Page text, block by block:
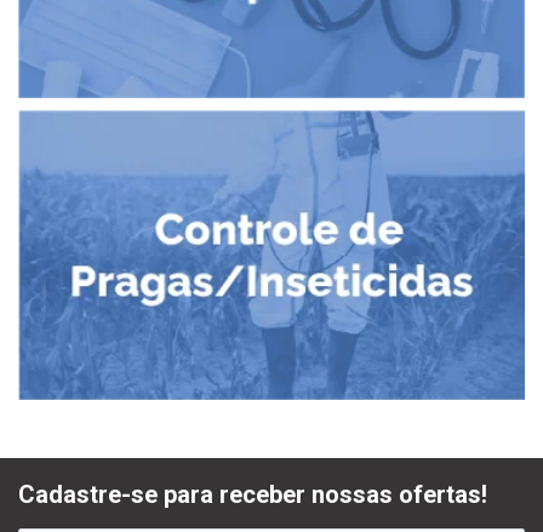
Cadastre-se para receber nossas ofertas!